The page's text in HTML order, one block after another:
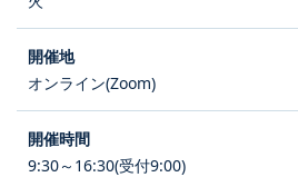
オンライン(Zoom)
9:30～16:30(受付9:00)